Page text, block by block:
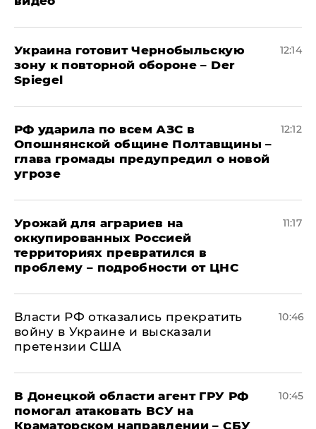
Украина готовит Чернобыльскую
зону к повторной обороне – Der
Spiegel
12:14
РФ ударила по всем АЗС в
Опошнянской общине Полтавщины –
глава громады предупредил о новой
угрозе
12:12
Урожай для аграриев на
оккупированных Россией
территориях превратился в
проблему – подробности от ЦНС
11:17
Власти РФ отказались прекратить
войну в Украине и высказали
претензии США
10:46
В Донецкой области агент ГРУ РФ
помогал атаковать ВСУ на
Краматорском направлении – СБУ
10:45